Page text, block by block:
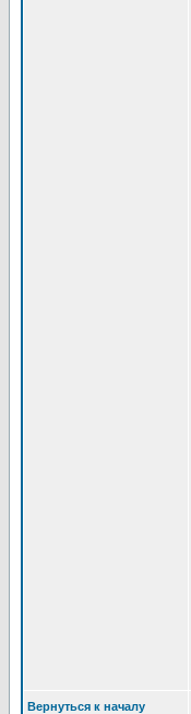
Вернуться к началу